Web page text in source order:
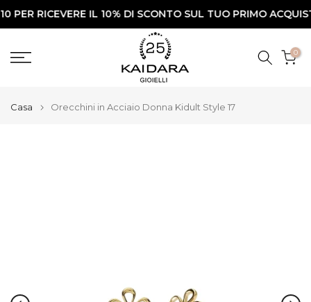
Vai
al
IL 10% DI SCONTO SUL TUO PRIMO ACQUISTO✨
0
Casa Orecchini in Acciaio Donna Kidult Style 17